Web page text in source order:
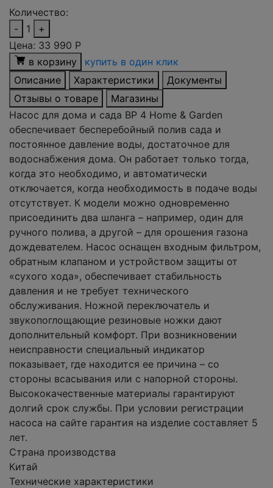
Количество:
-
1
+
Цена: 33 990 Р
в корзину
купить в один клик
Описание
Характеристики
Документы
Отзывы о товаре
Магазины
Насос для дома и сада BP 4 Home & Garden
обеспечивает бесперебойный полив сада и
постоянное давление воды, достаточное для
водоснабжения дома. Он работает только тогда,
когда это необходимо, и автоматически
отключается, когда необходимость в подаче воды
отсутствует. К модели можно одновременно
присоединить два шланга – например, один для
ручного полива, а другой – для орошения газона
дождевателем. Насос оснащен входным фильтром,
обратным клапаном и устройством защиты от
«сухого хода», обеспечивает стабильность
давления и не требует технического
обслуживания. Ножной переключатель и
звукопоглощающие резиновые ножки дают
дополнительный комфорт. При возникновении
неисправности специальный индикатор
показывает, где находится ее причина – со
стороны всасывания или с напорной стороны.
Высококачественные материалы гарантируют
долгий срок службы. При условии регистрации
насоса на сайте гарантия на изделие составляет 5
лет.
Страна производства
Китай
Технические характеристики